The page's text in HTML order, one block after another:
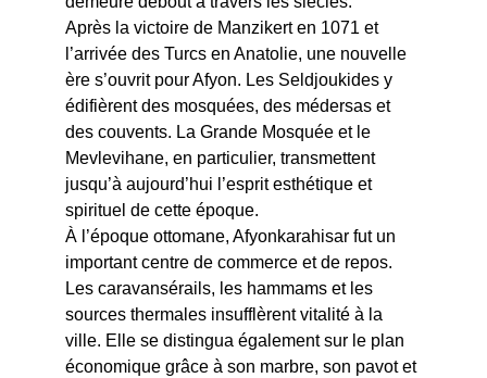
Après la victoire de Manzikert en 1071 et
l’arrivée des Turcs en Anatolie, une nouvelle
ère s’ouvrit pour Afyon. Les Seldjoukides y
édifièrent des mosquées, des médersas et
des couvents. La Grande Mosquée et le
Mevlevihane, en particulier, transmettent
jusqu’à aujourd’hui l’esprit esthétique et
spirituel de cette époque.
À l’époque ottomane, Afyonkarahisar fut un
important centre de commerce et de repos.
Les caravansérails, les hammams et les
sources thermales insufflèrent vitalité à la
ville. Elle se distingua également sur le plan
économique grâce à son marbre, son pavot et